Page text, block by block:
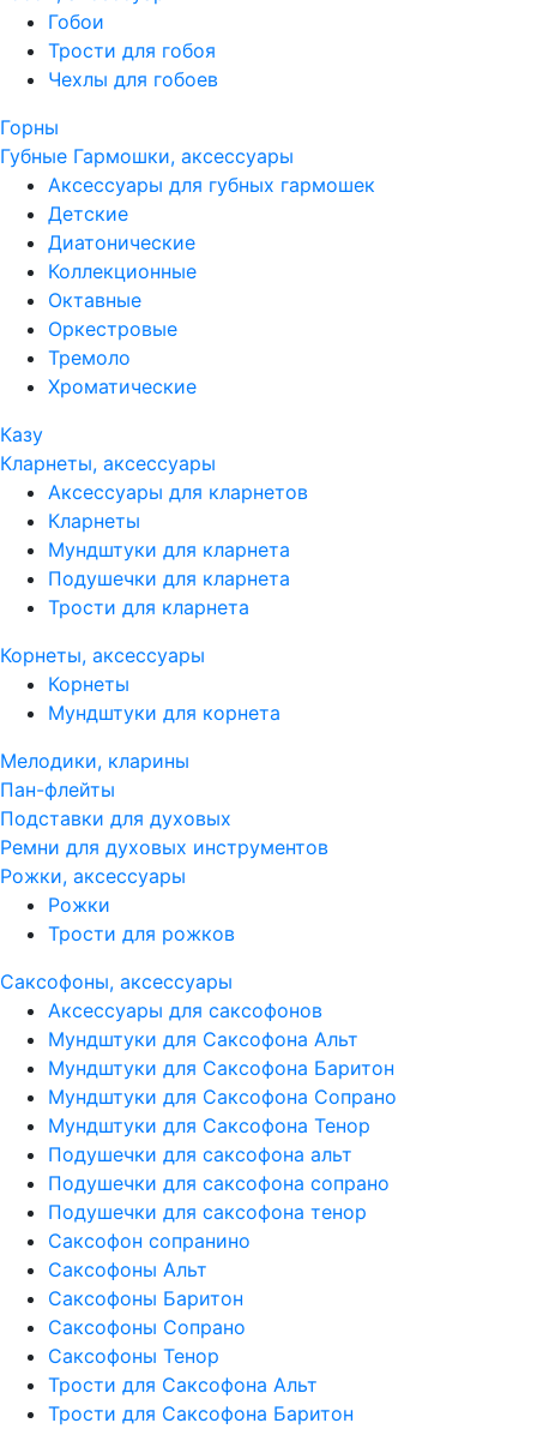
Гобои
Трости для гобоя
Чехлы для гобоев
Горны
Губные Гармошки, аксессуары
Аксессуары для губных гармошек
Детские
Диатонические
Коллекционные
Октавные
Оркестровые
Тремоло
Хроматические
Казу
Кларнеты, аксессуары
Аксессуары для кларнетов
Кларнеты
Мундштуки для кларнета
Подушечки для кларнета
Трости для кларнета
Корнеты, аксессуары
Корнеты
Мундштуки для корнета
Мелодики, кларины
Пан-флейты
Подставки для духовых
Ремни для духовых инструментов
Рожки, аксессуары
Рожки
Трости для рожков
Саксофоны, аксессуары
Аксессуары для саксофонов
Мундштуки для Саксофона Альт
Мундштуки для Саксофона Баритон
Мундштуки для Саксофона Сопрано
Мундштуки для Саксофона Тенор
Подушечки для саксофона альт
Подушечки для саксофона сопрано
Подушечки для саксофона тенор
Саксофон сопранино
Саксофоны Альт
Саксофоны Баритон
Саксофоны Сопрано
Саксофоны Тенор
Трости для Саксофона Альт
Трости для Саксофона Баритон